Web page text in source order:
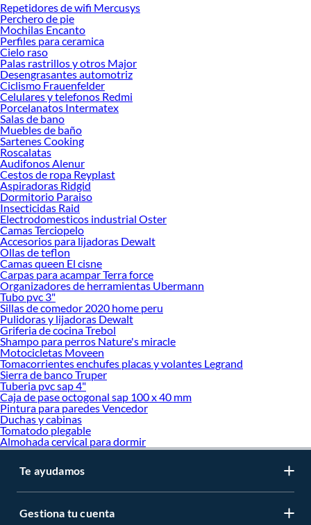
Repetidores de wifi Mercusys
Perchero de pie
Mochilas Encanto
Perfiles para ceramica
Cielo raso
Palas rastrillos y otros Major
Desengrasantes automotriz
Ciclismo Frauenfelder
Celulares y telefonos Redmi
Porcelanatos Intermatex
Salas de bano
Muebles de baño
Sartenes Cooking
Roscalatas
Audifonos Alenur
Cestos de ropa Reyplast
Aspiradoras Ridgid
Dormitorio Paraiso
Insecticidas Raid
Electrodomesticos industrial Oster
Camas Terciopelo
Accesorios para lijadoras Dewalt
Ollas de teflon
Camas queen El cisne
Carpas para acampar Terra force
Organizadores de herramientas Ubermann
Tubo pvc 3"
Sillas de comedor 2020 home peru
Pulidoras y lijadoras Dewalt
Griferia de cocina Trebol
Shampo para perros Nature's miracle
Motocicletas Moveen
Tomacorrientes enchufes placas y volantes Legrand
Sierra de banco Truper
Tuberia pvc sap 4"
Caja de pase octogonal sap 100 x 40 mm
Pintura para paredes Vencedor
Duchas y cabinas
Tomatodo plegable
Almohada cervical para dormir
Te ayudamos
Gestiona tu cuenta